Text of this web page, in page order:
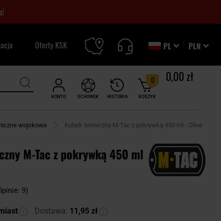
PLN
PL
Oferty KSK
KONTO HISTORIA
SCHOWEK KOSZYK
0 0,00 zł
wojskowe Kubek termiczny M-Tac z pokrywką 450 ml - Olive
M-Tac z pokrywką 450 ml
9)
Dostawa: 11,95 zł